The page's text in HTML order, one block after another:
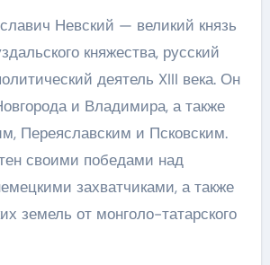
Невский — великий князь
княжества, русский
деятель XIII века. Он
и Владимира, а также
Переяславским и Псковским.
своими победами над
захватчиками, а также
земель от монголо-татарского